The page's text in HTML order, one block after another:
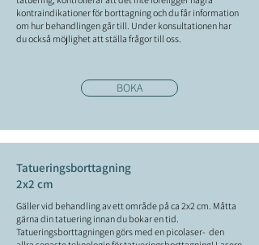
kontraindikationer för borttagning och du får information
om hur behandlingen går till. Under konsultationen har
du också möjlighet att ställa frågor till oss.
BOKA
Tatueringsborttagning
2x2 cm
Gäller vid behandling av ett område på ca 2x2 cm. Måtta
gärna din tatuering innan du bokar en tid.
Tatueringsborttagningen görs med en picolaser- den